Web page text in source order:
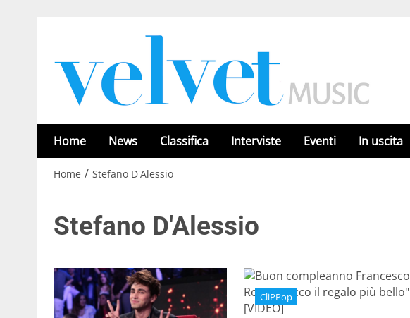
Home News Classifica Interviste Eventi In uscita
Home / Stefano D'Alessio
Stefano D'Alessio
CliPPop